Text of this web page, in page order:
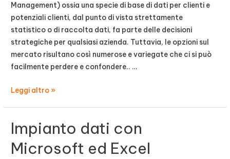
Management) ossia una specie di base di dati per clienti e
potenziali clienti, dal punto di vista strettamente
statistico o di raccolta dati, fa parte delle decisioni
strategiche per qualsiasi azienda. Tuttavia, le opzioni sul
mercato risultano così numerose e variegate che ci si può
facilmente perdere e confondere.. …
Le
scegliere
CRM
Leggi altro »
Impianto dati con
Microsoft ed Excel